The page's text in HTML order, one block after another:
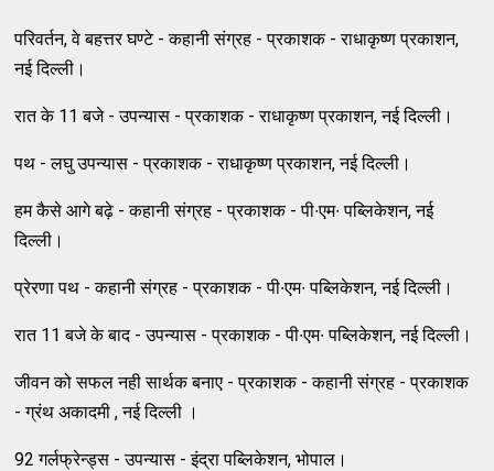
परिवर्तन, वे बहत्तर घण्टे - कहानी संग्रह - प्रकाशक - राधाकृष्ण प्रकाशन,
नई दिल्ली।
रात के 11 बजे - उपन्यास - प्रकाशक - राधाकृष्ण प्रकाशन, नई दिल्ली।
पथ - लघु उपन्यास - प्रकाशक - राधाकृष्ण प्रकाशन, नई दिल्ली।
हम कैसे आगे बढ़े - कहानी संग्रह - प्रकाशक - पी∙एम∙ पब्लिकेशन, नई
दिल्ली।
प्रेरणा पथ - कहानी संग्रह - प्रकाशक - पी∙एम∙ पब्लिकेशन, नई दिल्ली।
रात 11 बजे के बाद - उपन्यास - प्रकाशक - पी∙एम∙ पब्लिकेशन, नई दिल्ली।
जीवन को सफल नही सार्थक बनाए - प्रकाशक - कहानी संग्रह - प्रकाशक
- ग्रंथ अकादमी , नई दिल्ली ।
92 गर्लफ्रेन्ड्स - उपन्यास - इंद्रा पब्लिकेशन, भोपाल।